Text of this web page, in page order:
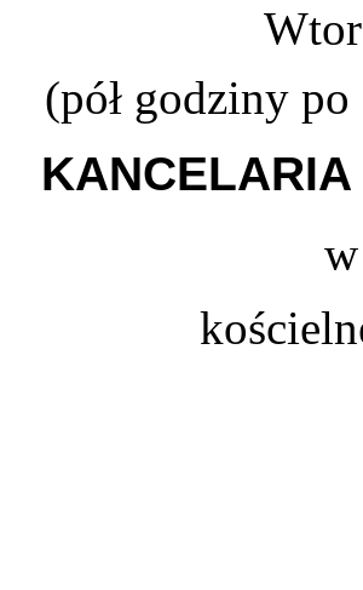
(pół godziny